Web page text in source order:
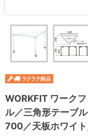
WORKFIT ワーク
ル／三角形テーブ
700／天板ホワイ